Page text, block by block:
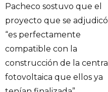
Pacheco sostuvo que el
proyecto que se adjudicó
“es perfectamente
compatible con la
construcción de la central
fotovoltaica que ellos ya